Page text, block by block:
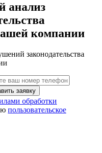
анализ
компании
законодательства
заявку
обработки
пользовательское